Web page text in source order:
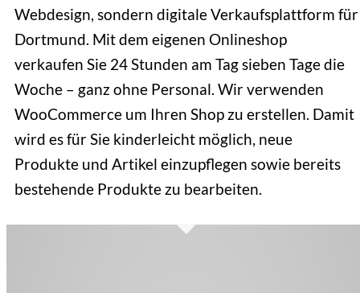
Webdesign, sondern digitale Verkaufsplattform für
Dortmund. Mit dem eigenen Onlineshop
verkaufen Sie 24 Stunden am Tag sieben Tage die
Woche – ganz ohne Personal. Wir verwenden
WooCommerce um Ihren Shop zu erstellen. Damit
wird es für Sie kinderleicht möglich, neue
Produkte und Artikel einzupflegen sowie bereits
bestehende Produkte zu bearbeiten.